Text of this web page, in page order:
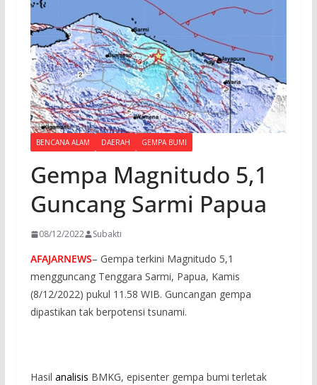
BENCANA ALAM DAERAH GEMPA BUMI
Gempa Magnitudo 5,1
Guncang Sarmi Papua
08/12/2022 Subakti
AFAJARNEWS– Gempa terkini Magnitudo 5,1
mengguncang Tenggara Sarmi, Papua, Kamis
(8/12/2022) pukul 11.58 WIB. Guncangan gempa
dipastikan tak berpotensi tsunami.
Hasil analisis BMKG, episenter gempa bumi terletak